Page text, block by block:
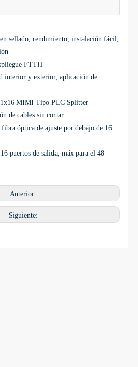
sellado, rendimiento, instalación fácil,
FTTH
interior y exterior, aplicación de
1x16 MIMI Tipo PLC Splitter
de cables sin cortar
óptica de ajuste por debajo de 16
puertos de salida, máx para el 48
Anterior:
Siguiente: